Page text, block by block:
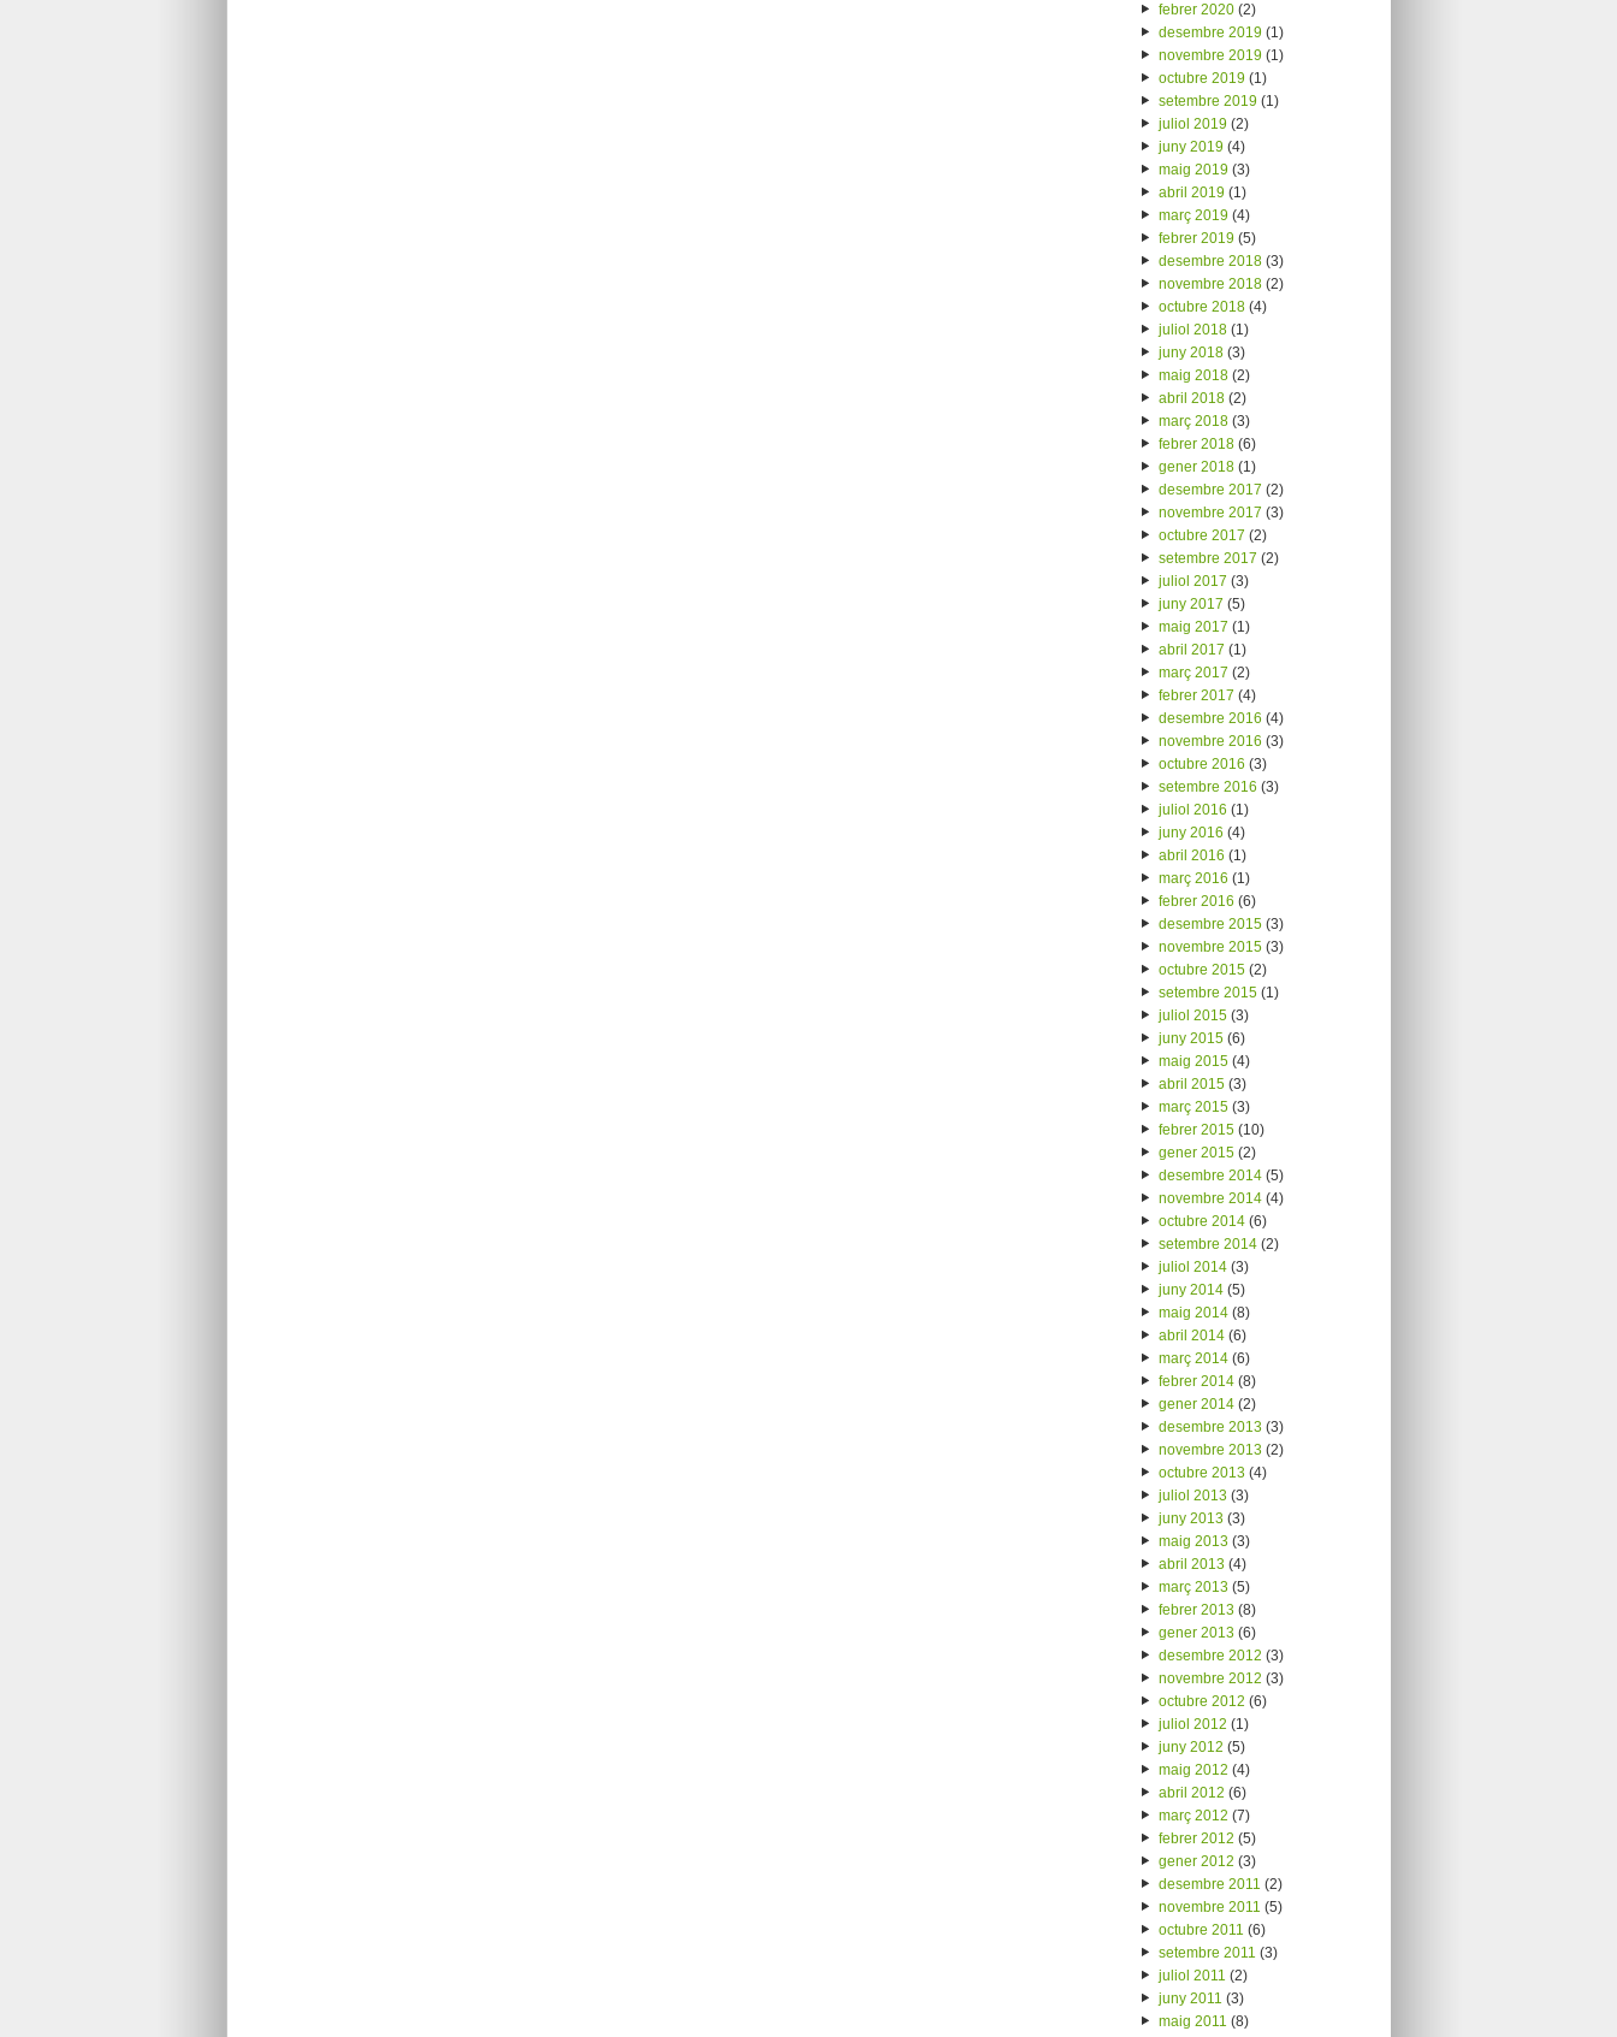
febrer 2020(2)
desembre 2019(1)
novembre 2019(1)
octubre 2019(1)
setembre 2019(1)
juliol 2019(2)
juny 2019(4)
maig 2019(3)
abril 2019(1)
març 2019(4)
febrer 2019(5)
desembre 2018(3)
novembre 2018(2)
octubre 2018(4)
juliol 2018(1)
juny 2018(3)
maig 2018(2)
abril 2018(2)
març 2018(3)
febrer 2018(6)
gener 2018(1)
desembre 2017 (2)
novembre 2017 (3)
octubre 2017 (2)
setembre 2017 (2)
juliol 2017 (3)
juny 2017 (5)
maig 2017 (1)
abril 2017 (1)
març 2017 (2)
febrer 2017 (4)
desembre 2016 (4)
novembre 2016 (3)
octubre 2016 (3)
setembre 2016 (3)
juliol 2016 (1)
juny 2016 (4)
abril 2016 (1)
març 2016 (1)
febrer 2016 (6)
desembre 2015(3)
novembre 2015(3)
octubre 2015(2)
setembre 2015(1)
juliol 2015(3)
juny 2015(6)
maig 2015(4)
abril 2015(3)
març 2015(3)
febrer 2015(10)
gener 2015(2)
desembre 2014(5)
novembre 2014(4)
octubre 2014(6)
setembre 2014(2)
juliol 2014(3)
juny 2014(5)
maig 2014(8)
abril 2014(6)
març 2014(6)
febrer 2014(8)
gener 2014(2)
desembre 2013(3)
novembre 2013(2)
octubre 2013(4)
juliol 2013(3)
juny 2013(3)
maig 2013(3)
abril 2013(4)
març 2013(5)
febrer 2013(8)
gener 2013(6)
desembre 2012 (3)
novembre 2012 (3)
octubre 2012 (6)
juliol 2012 (1)
juny 2012 (5)
maig 2012 (4)
abril 2012 (6)
març 2012 (7)
febrer 2012 (5)
gener 2012 (3)
desembre 2011 (2)
novembre 2011 (5)
octubre 2011 (6)
setembre 2011 (3)
juliol 2011 (2)
juny 2011 (3)
maig 2011 (8)